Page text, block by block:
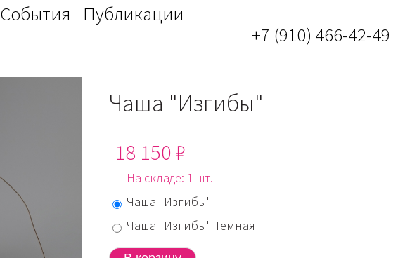
События
Публикации
+7 (910) 466-42-49
Чаша "Изгибы"
18 150 ₽
На складе: 1 шт.
Чаша "Изгибы"
Чаша "Изгибы" Темная